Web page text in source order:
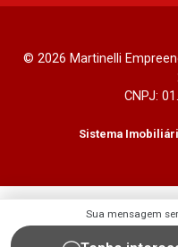
Sua mensagem
© 2026 Martinelli
CNPJ:
Sistema